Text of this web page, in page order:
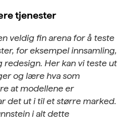
tjenester
veldig fin arena for å teste
for eksempel innsamling,
redesign. Her kan vi teste ut
og lære hva som
at modellene er
det ut i til et større marked.
i alt dette